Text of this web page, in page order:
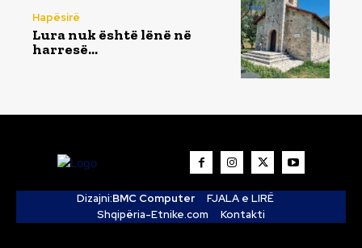
Hapësirë
Lura nuk është lënë në
harresë…
Dizajni:BMC Computer
FJALA e LIRË
Shqipëria-Etnike.com
Kontakti